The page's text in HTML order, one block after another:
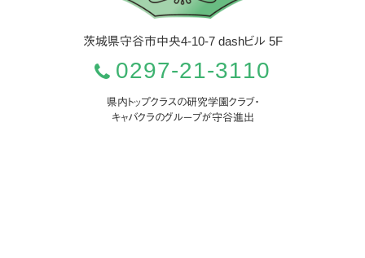
茨城県守谷市中央4-10-7 dashビル 5F
0297-21-3110
県内トップクラスの研究学園クラブ・
キャバクラのグループが守谷進出